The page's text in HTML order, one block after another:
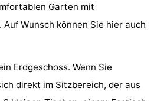
Garten mit
Wunsch können Sie hier auch
Erdgeschoss. Wenn Sie
direkt im Sitzbereich, der aus